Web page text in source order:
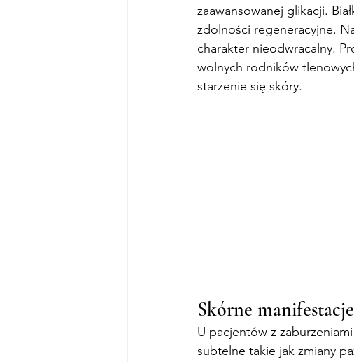
zaawansowanej glikacji.
zdolności regeneracyjne.
charakter nieodwracalny.
wolnych rodników
starzenie się skóry.
Skórne
U pacjentów z
subtelne takie jak zmiany